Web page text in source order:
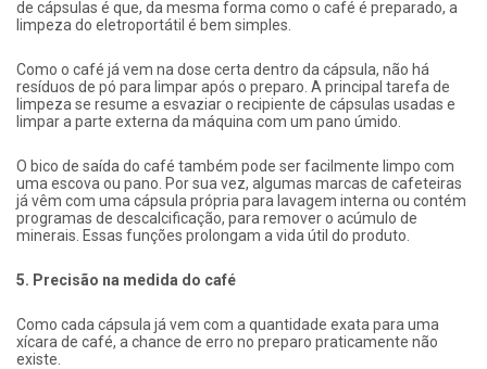
de cápsulas é que, da mesma forma como o café é preparado, a
limpeza do eletroportátil é bem simples.
Como o café já vem na dose certa dentro da cápsula, não há
resíduos de pó para limpar após o preparo. A principal tarefa de
limpeza se resume a esvaziar o recipiente de cápsulas usadas e
limpar a parte externa da máquina com um pano úmido.
O bico de saída do café também pode ser facilmente limpo com
uma escova ou pano. Por sua vez, algumas marcas de cafeteiras
já vêm com uma cápsula própria para lavagem interna ou contém
programas de descalcificação, para remover o acúmulo de
minerais. Essas funções prolongam a vida útil do produto.
5. Precisão na medida do café
Como cada cápsula já vem com a quantidade exata para uma
xícara de café, a chance de erro no preparo praticamente não
existe.